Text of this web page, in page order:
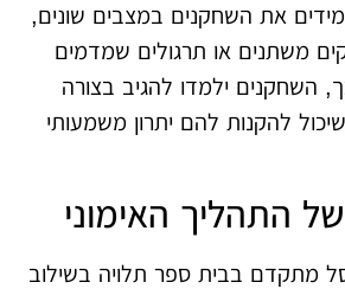
את השחקנים במצבים שונים,
משתנים או תרגולים שמדמים
השחקנים ילמדו להגיב בצורה
להקנות להם יתרון משמעותי
התהליך האימוני
מתקדם בבית ספר תלויה בשילוב